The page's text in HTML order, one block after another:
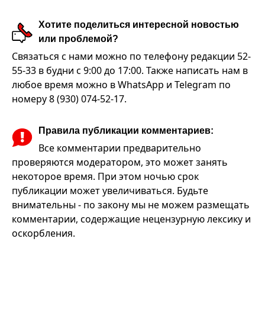
Хотите поделиться интересной новостью
или проблемой?
Связаться с нами можно по телефону редакции 52-
55-33 в будни с 9:00 до 17:00. Также написать нам в
любое время можно в WhatsApp и Telegram по
номеру 8 (930) 074-52-17.
Правила публикации комментариев:
Все комментарии предварительно
проверяются модератором, это может занять
некоторое время. При этом ночью срок
публикации может увеличиваться. Будьте
внимательны - по закону мы не можем размещать
комментарии, содержащие нецензурную лексику и
оскорбления.